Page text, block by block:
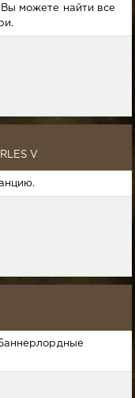
можете найти все
V